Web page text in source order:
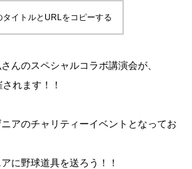
タイトルとURLをコピーする
んのスペシャルコラボ講演会が、
れます！！
アのチャリティーイベントとなってお
に野球道具を送ろう！！